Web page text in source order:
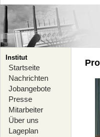
Institut
Startseite
Nachrichten
Jobangebote
Presse
Mitarbeiter
Über uns
Lageplan